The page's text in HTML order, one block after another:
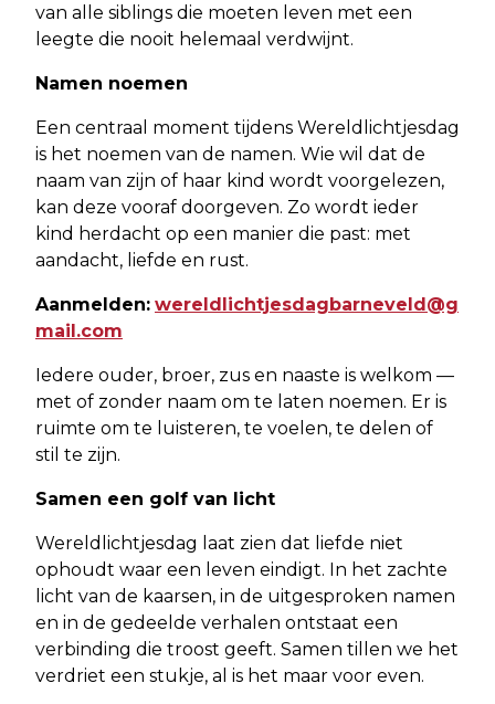
van alle siblings die moeten leven met een
leegte die nooit helemaal verdwijnt.
Namen noemen
Een centraal moment tijdens Wereldlichtjesdag
is het noemen van de namen. Wie wil dat de
naam van zijn of haar kind wordt voorgelezen,
kan deze vooraf doorgeven. Zo wordt ieder
kind herdacht op een manier die past: met
aandacht, liefde en rust.
Aanmelden: wereldlichtjesdagbarneveld@g
mail.com
Iedere ouder, broer, zus en naaste is welkom —
met of zonder naam om te laten noemen. Er is
ruimte om te luisteren, te voelen, te delen of
stil te zijn.
Samen een golf van licht
Wereldlichtjesdag laat zien dat liefde niet
ophoudt waar een leven eindigt. In het zachte
licht van de kaarsen, in de uitgesproken namen
en in de gedeelde verhalen ontstaat een
verbinding die troost geeft. Samen tillen we het
verdriet een stukje, al is het maar voor even.